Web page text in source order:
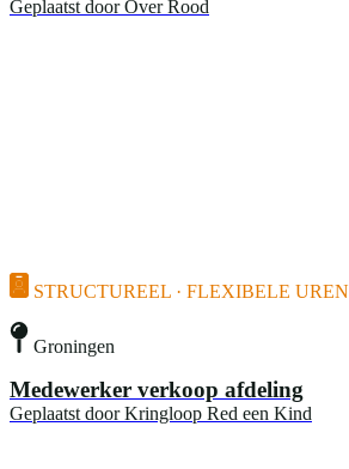
Geplaatst door Over Rood
STRUCTUREEL · FLEXIBELE UREN
Groningen
Medewerker verkoop afdeling
Geplaatst door Kringloop Red een Kind